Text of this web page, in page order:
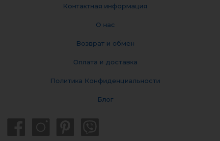
Контактная информация
О нас
Возврат и обмен
Оплата и доставка
Политика Конфиденциальности
Блог